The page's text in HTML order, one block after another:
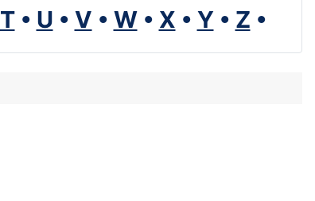
T• U • V • W• X • Y • Z •